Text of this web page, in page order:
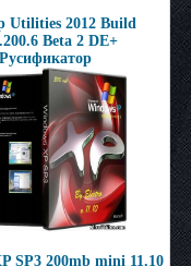
Utilities 2012 Build
Beta 2 DE+
Русификатор
SP3 200mb mini 11.10